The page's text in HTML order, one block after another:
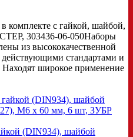
комплекте с гайкой, шайбой,
303436-06-050Наборы
из высококачественной
действующими стандартами и
широкое применение
(DIN934), шайбой